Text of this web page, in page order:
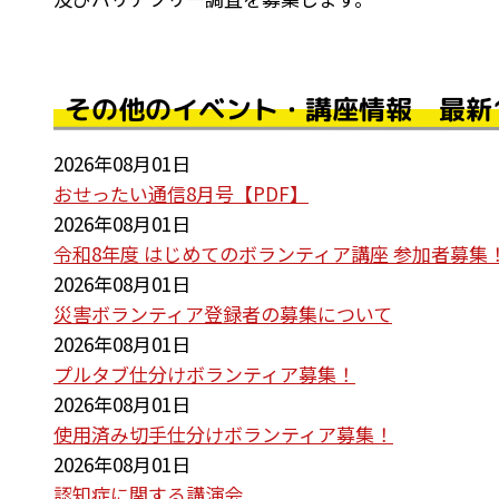
その他のイベント・講座情報 最
2026年08月01日
おせったい通信8月号【PDF】
2026年08月01日
令和8年度 はじめてのボランティア講座 参加者募集！
2026年08月01日
災害ボランティア登録者の募集について
2026年08月01日
プルタブ仕分けボランティア募集！
2026年08月01日
使用済み切手仕分けボランティア募集！
2026年08月01日